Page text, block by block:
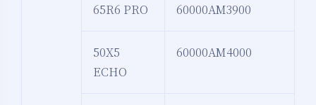
65R6 PRO 60000AM3900
50X5
ECHO
60000AM4000